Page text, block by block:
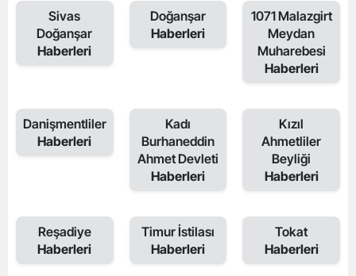
Sivas
Doğanşar
Haberleri
Doğanşar
Haberleri
1071 Malazgirt
Meydan
Muharebesi
Haberleri
Danişmentliler
Haberleri
Kadı
Burhaneddin
Ahmet Devleti
Haberleri
Kızıl
Ahmetliler
Beyliği
Haberleri
Reşadiye
Haberleri
Timur İstilası
Haberleri
Tokat
Haberleri